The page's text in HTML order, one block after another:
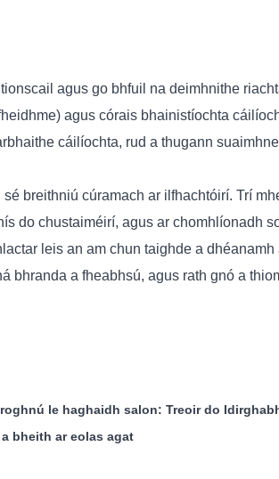
agus go bhfuil na deimhnithe
agus córais bhainistíochta
cáilíochta, rud a thugann
sé breithniú cúramach ar ilfhachtóirí. Trí
do chustaiméirí, agus ar chomhlíonadh
leis an am chun taighde a
bhranda a fheabhsú, agus rath gnó a
le haghaidh salon: Treoir do
bheith ar eolas agat